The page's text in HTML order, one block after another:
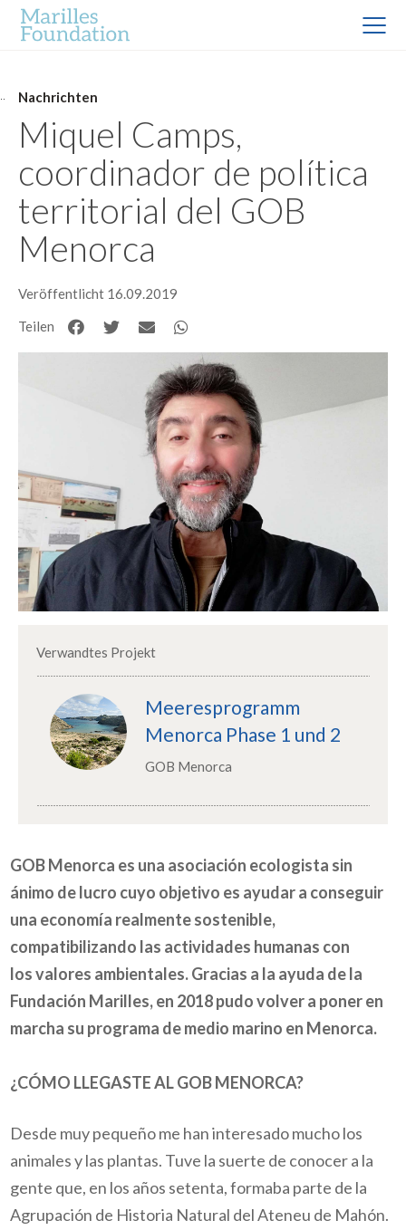
Nachrichten
Miquel Camps,
coordinador de política
territorial del GOB
Menorca
Veröffentlicht 16.09.2019
Teilen
Verwandtes Projekt
Meeresprogramm
Menorca Phase 1 und 2
GOB Menorca
GOB Menorca es una asociación ecologista sin
ánimo de lucro cuyo objetivo es ayudar a conseguir
una economía realmente sostenible,
compatibilizando las actividades humanas con
los valores ambientales. Gracias a la ayuda de la
Fundación Marilles, en 2018 pudo volver a poner en
marcha su programa de medio marino en Menorca.
¿CÓMO LLEGASTE AL GOB MENORCA?
Desde muy pequeño me han interesado mucho los
animales y las plantas. Tuve la suerte de conocer a la
gente que, en los años setenta, formaba parte de la
Agrupación de Historia Natural del Ateneu de Mahón.